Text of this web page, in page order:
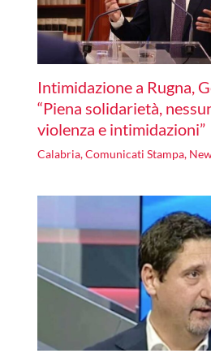
Intimidazione a Rugna,
“Piena solidarietà,
violenza e intimidazioni”
Calabria,Comunicati Stampa,